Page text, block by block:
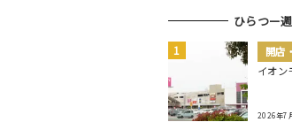
ひらつー
開店
イオン
2026年7